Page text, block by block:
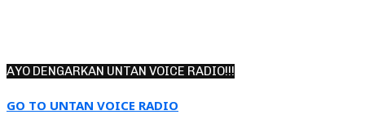
AYO DENGARKAN UNTAN VOICE RADIO!!!
GO TO UNTAN VOICE RADIO